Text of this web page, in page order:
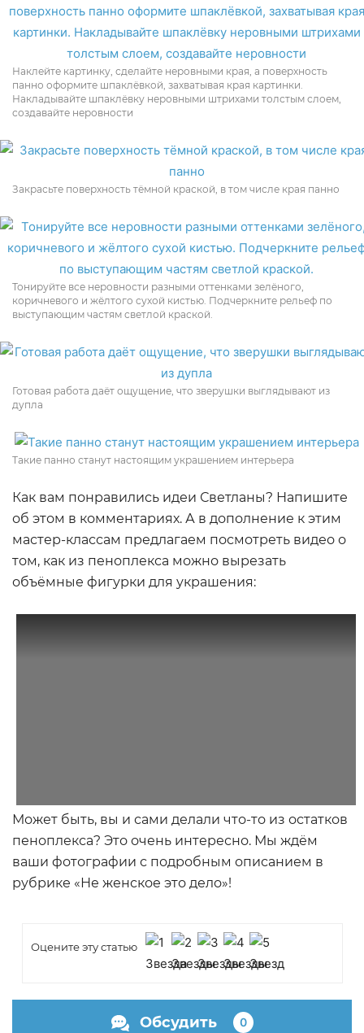
Наклейте картинку, сделайте неровными края, а поверхность
панно оформите шпаклёвкой, захватывая края картинки.
Накладывайте шпаклёвку неровными штрихами толстым слоем,
создавайте неровности
Закрасьте поверхность тёмной краской, в том числе края панно
Тонируйте все неровности разными оттенками зелёного,
коричневого и жёлтого сухой кистью. Подчеркните рельеф по
выступающим частям светлой краской.
Готовая работа даёт ощущение, что зверушки выглядывают из
дупла
Такие панно станут настоящим украшением интерьера
Как вам понравились идеи Светланы? Напишите
об этом в комментариях. А в дополнение к этим
мастер-классам предлагаем посмотреть видео о
том, как из пеноплекса можно вырезать
объёмные фигурки для украшения:
Может быть, вы и сами делали что-то из остатков
пеноплекса? Это очень интересно. Мы ждём
ваши фотографии с подробным описанием в
рубрике «Не женское это дело»!
Оцените эту статью
Обсудить 0